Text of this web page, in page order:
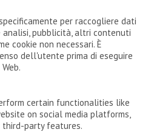
per raccogliere dati
pubblicità, altri contenuti
cookie non necessari. È
dell'utente prima di eseguire
certain functionalities like
on social media platforms,
party features.